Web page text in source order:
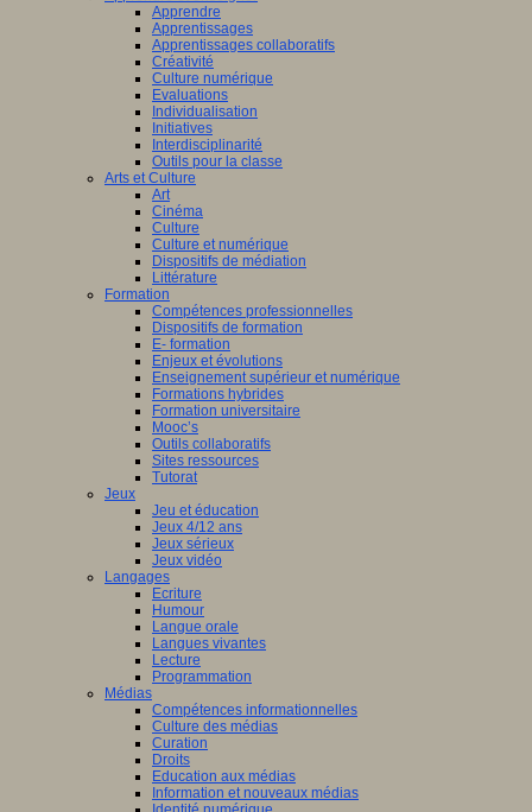
Apprendre
Apprentissages
Apprentissages collaboratifs
Créativité
Culture numérique
Evaluations
Individualisation
Initiatives
Interdisciplinarité
Outils pour la classe
Arts et Culture
Art
Cinéma
Culture
Culture et numérique
Dispositifs de médiation
Littérature
Formation
Compétences professionnelles
Dispositifs de formation
E- formation
Enjeux et évolutions
Enseignement supérieur et numérique
Formations hybrides
Formation universitaire
Mooc’s
Outils collaboratifs
Sites ressources
Tutorat
Jeux
Jeu et éducation
Jeux 4/12 ans
Jeux sérieux
Jeux vidéo
Langages
Ecriture
Humour
Langue orale
Langues vivantes
Lecture
Programmation
Médias
Compétences informationnelles
Culture des médias
Curation
Droits
Education aux médias
Information et nouveaux médias